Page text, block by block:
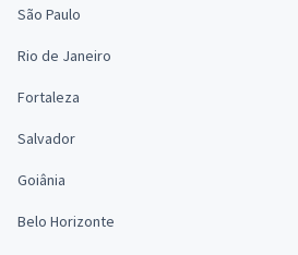
São Paulo
Rio de Janeiro
Fortaleza
Salvador
Goiânia
Belo Horizonte